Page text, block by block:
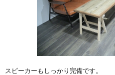
スピーカーもしっかり完備です。